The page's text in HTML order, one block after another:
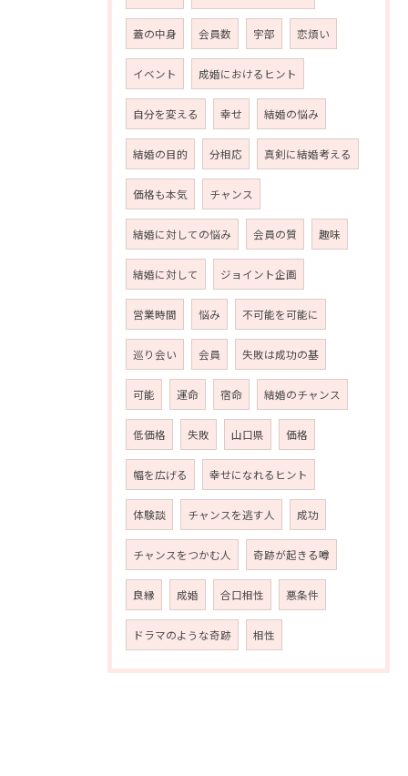
蓋の中身 会員数 宇部 恋煩い
イベント 成婚におけるヒント
自分を変える 幸せ 結婚の悩み
結婚の目的 分相応 真剣に結婚考える
価格も本気 チャンス
結婚に対しての悩み 会員の質 趣味
結婚に対して ジョイント企画
営業時間 悩み 不可能を可能に
巡り会い 会員 失敗は成功の基
可能 運命 宿命 結婚のチャンス
低価格 失敗 山口県 価格
幅を広げる 幸せになれるヒント
体験談 チャンスを逃す人 成功
チャンスをつかむ人 奇跡が起きる噂
良縁 成婚 合口相性 悪条件
ドラマのような奇跡 相性